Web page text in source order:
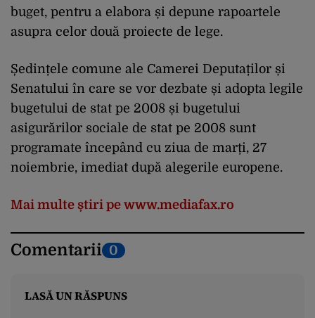
buget, pentru a elabora și depune rapoartele
asupra celor două proiecte de lege.
Ședințele comune ale Camerei Deputaților și
Senatului în care se vor dezbate și adopta legile
bugetului de stat pe 2008 și bugetului
asigurărilor sociale de stat pe 2008 sunt
programate începând cu ziua de marți, 27
noiembrie, imediat după alegerile europene.
Mai multe știri pe www.mediafax.ro
Comentarii 0
LASĂ UN RĂSPUNS